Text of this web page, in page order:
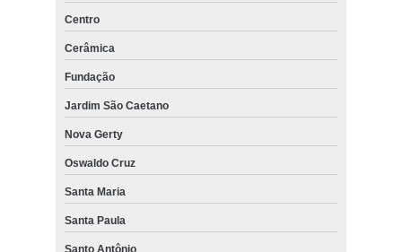
Centro
Cerâmica
Fundação
Jardim São Caetano
Nova Gerty
Oswaldo Cruz
Santa Maria
Santa Paula
Santo Antônio